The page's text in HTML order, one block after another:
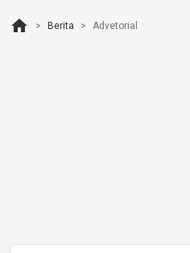
home Berita Advetorial